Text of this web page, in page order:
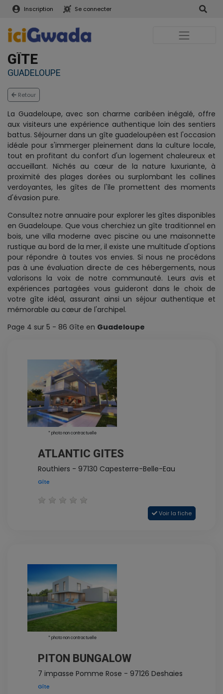
Inscription Se connecter
GÎTE
GUADELOUPE
Retour
La Guadeloupe, avec son charme caribéen inégalé, offre
aux visiteurs une expérience authentique loin des sentiers
battus. Séjourner dans un gîte guadeloupéen est l'occasion
idéale pour s'immerger pleinement dans la culture locale,
tout en profitant du confort d'un logement chaleureux et
accueillant. Nichés au cœur de la nature luxuriante, à
proximité des plages dorées ou surplombant les collines
verdoyantes, les gîtes de l'île promettent des moments
d'évasion pure.
Consultez notre annuaire pour explorer les gîtes disponibles
en Guadeloupe. Que vous cherchiez un gîte traditionnel en
bois, une villa moderne avec piscine ou une maisonnette
rustique au bord de la mer, il existe une multitude d'options
pour répondre à toutes vos envies. Si nous ne procédons
pas à une évaluation directe de ces hébergements, nous
valorisons la voix de notre communauté. Leurs avis et
expériences partagées vous guideront dans le choix de
votre gîte idéal, assurant ainsi un séjour authentique et
mémorable au cœur de l'archipel.
Page 4 sur 5 - 86 Gîte en Guadeloupe
* photo non contractuelle
ATLANTIC GITES
Routhiers - 97130 Capesterre-Belle-Eau
Gîte
Voir la fiche
* photo non contractuelle
PITON BUNGALOW
7 impasse Pomme Rose - 97126 Deshaies
Gîte